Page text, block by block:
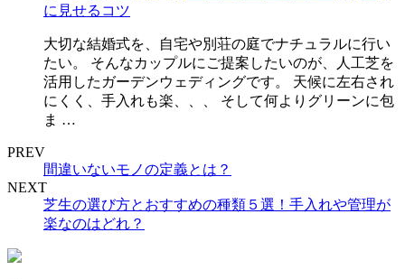
に見せるコツ
大切な結婚式を、自宅や別荘の庭でナチュラルに行い
たい。 そんなカップルにご提案したいのが、人工芝を
活用したガーデンウェディングです。 天候に左右され
にくく、手入れも楽、、、 そして何よりグリーンに包
ま …
PREV
間違いないモノの定義とは？
NEXT
芝生の選び方とおすすめの種類５選！手入れや管理が
楽なのはどれ？